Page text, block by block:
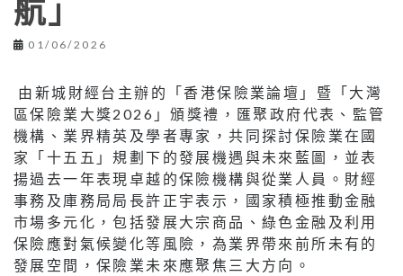
航」
01/06/2026
由新城財經台主辦的「香港保險業論壇」暨「大灣
區保險業大獎2026」頒獎禮，匯聚政府代表、監管
機構、業界精英及學者專家，共同探討保險業在國
家「十五五」規劃下的發展機遇與未來藍圖，並表
揚過去一年表現卓越的保險機構與從業人員。財經
事務及庫務局局長許正宇表示，國家積極推動金融
市場多元化，包括發展大宗商品、綠色金融及利用
保險應對氣候變化等風險，為業界帶來前所未有的
發展空間，保險業未來應聚焦三大方向。